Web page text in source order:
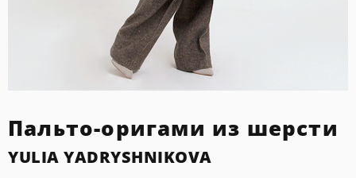
Пальто-оригами из шерсти
YULIA YADRYSHNIKOVA